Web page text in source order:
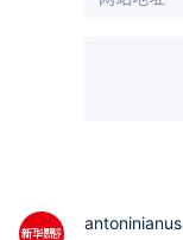
antoninianus